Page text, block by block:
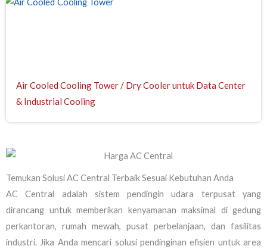
Air Cooled Cooling Tower / Dry Cooler untuk Data Center
& Industrial Cooling
Temukan Solusi AC Central Terbaik Sesuai Kebutuhan Anda
AC Central adalah sistem pendingin udara terpusat yang
dirancang untuk memberikan kenyamanan maksimal di gedung
perkantoran, rumah mewah, pusat perbelanjaan, dan fasilitas
industri. Jika Anda mencari solusi pendinginan efisien untuk area